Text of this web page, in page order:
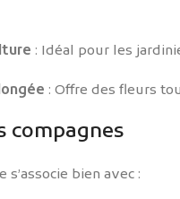
: Idéal pour les
: Offre des fleurs
compagnes
s’associe bien avec :